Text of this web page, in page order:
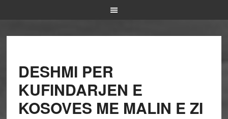
DESHMI PER
KUFINDARJEN E
KOSOVES ME MALIN E ZI